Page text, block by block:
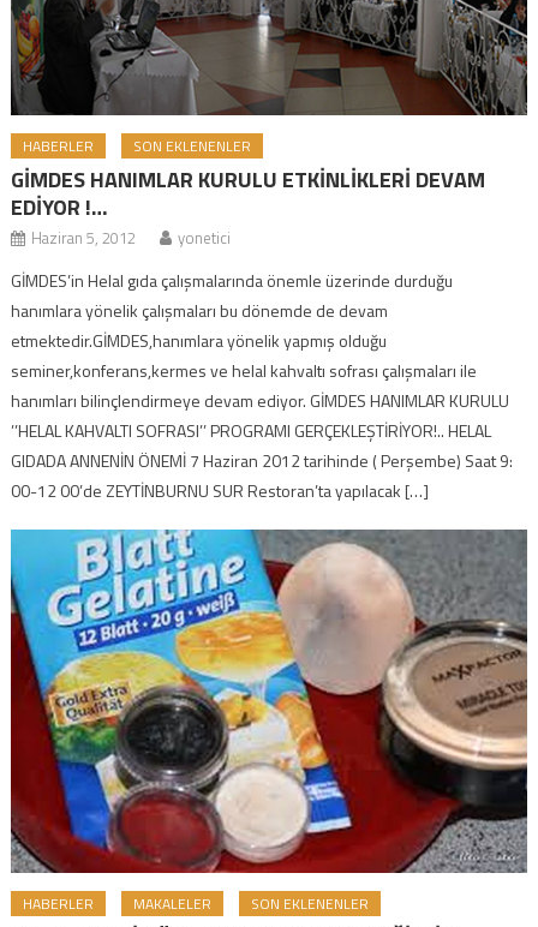
HABERLER SON EKLENENLER
GİMDES HANIMLAR KURULU ETKİNLİKLERİ DEVAM
EDİYOR !…
Haziran 5, 2012 yonetici
GİMDES’in Helal gıda çalışmalarında önemle üzerinde durduğu
hanımlara yönelik çalışmaları bu dönemde de devam
etmektedir.GİMDES,hanımlara yönelik yapmış olduğu
seminer,konferans,kermes ve helal kahvaltı sofrası çalışmaları ile
hanımları bilinçlendirmeye devam ediyor. GİMDES HANIMLAR KURULU
’’HELAL KAHVALTI SOFRASI’’ PROGRAMI GERÇEKLEŞTİRİYOR!.. HELAL
GIDADA ANNENİN ÖNEMİ 7 Haziran 2012 tarihinde ( Perşembe) Saat 9:
00-12 00’de ZEYTİNBURNU SUR Restoran’ta yapılacak […]
HABERLER MAKALELER SON EKLENENLER